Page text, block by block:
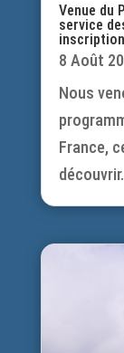
Venue du
service
8 Août
Nous
France,